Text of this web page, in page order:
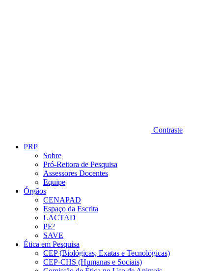
Contraste
PRP
Sobre
Pró-Reitora de Pesquisa
Assessores Docentes
Equipe
Órgãos
CENAPAD
Espaço da Escrita
LACTAD
PE²
SAVE
Ética em Pesquisa
CEP (Biológicas, Exatas e Tecnológicas)
CEP-CHS (Humanas e Sociais)